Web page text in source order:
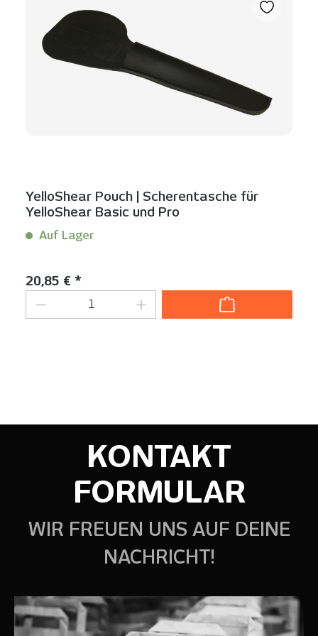
YelloShear Pouch | Scherentasche für
YelloShear Basic und Pro
Auf Lager
Regulärer Preis:
20,85 € *
Produkt Anzahl: Gib den
KONTAKT
FORMULAR
WIR FREUEN UNS AUF DEINE
NACHRICHT!